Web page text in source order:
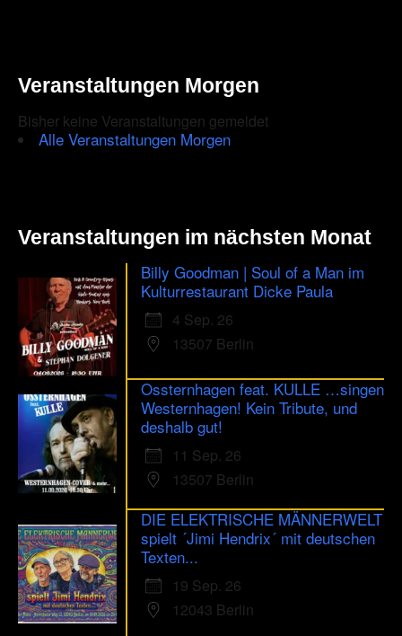
Veranstaltungen Morgen
Bisher keine Veranstaltungen gemeldet
Alle Veranstaltungen Morgen
Veranstaltungen im nächsten Monat
Billy Goodman | Soul of a Man im
Kulturrestaurant Dicke Paula
4 Sep. 26
13507 Berlin
Ossternhagen feat. KULLE …singen
Westernhagen! Kein Tribute, und
deshalb gut!
11 Sep. 26
13507 Berlin
DIE ELEKTRISCHE MÄNNERWELT
spielt ´Jimi Hendrix´ mit deutschen
Texten...
19 Sep. 26
12043 Berlin